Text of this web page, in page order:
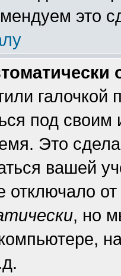
это
галочкой
под
Это
вашей
отключало
, но